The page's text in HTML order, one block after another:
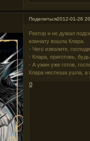
Поделиться2012-01-26
Ректор и не думал
комнату вошла Клара.
- Чего изволите,
- Клара, приготовь,
- А ужин уже готов,
Клара неспеша ушла, а
0